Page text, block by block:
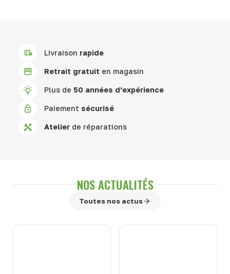
Livraison rapide
Retrait gratuit en magasin
Plus de 50 années d'expérience
Paiement sécurisé
Atelier de réparations
NOS ACTUALITÉS
Toutes nos actus